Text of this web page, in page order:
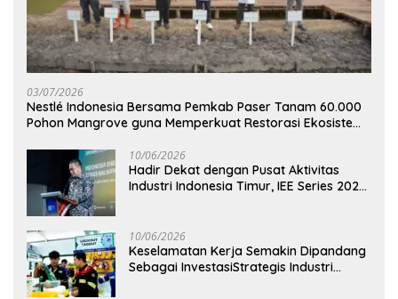
03/07/2026
Nestlé Indonesia Bersama Pemkab Paser Tanam 60.000
Pohon Mangrove guna Memperkuat Restorasi Ekosistem
10/06/2026
Hadir Dekat dengan Pusat Aktivitas
Industri Indonesia Timur, IEE Series 2026
10/06/2026
Keselamatan Kerja Semakin Dipandang
Sebagai InvestasiStrategis Industri